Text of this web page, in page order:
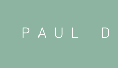
P A U L D